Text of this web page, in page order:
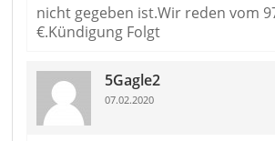
nicht gegeben ist.Wir reden vom
€.Kündigung Folgt
5Gagle2
07.02.2020